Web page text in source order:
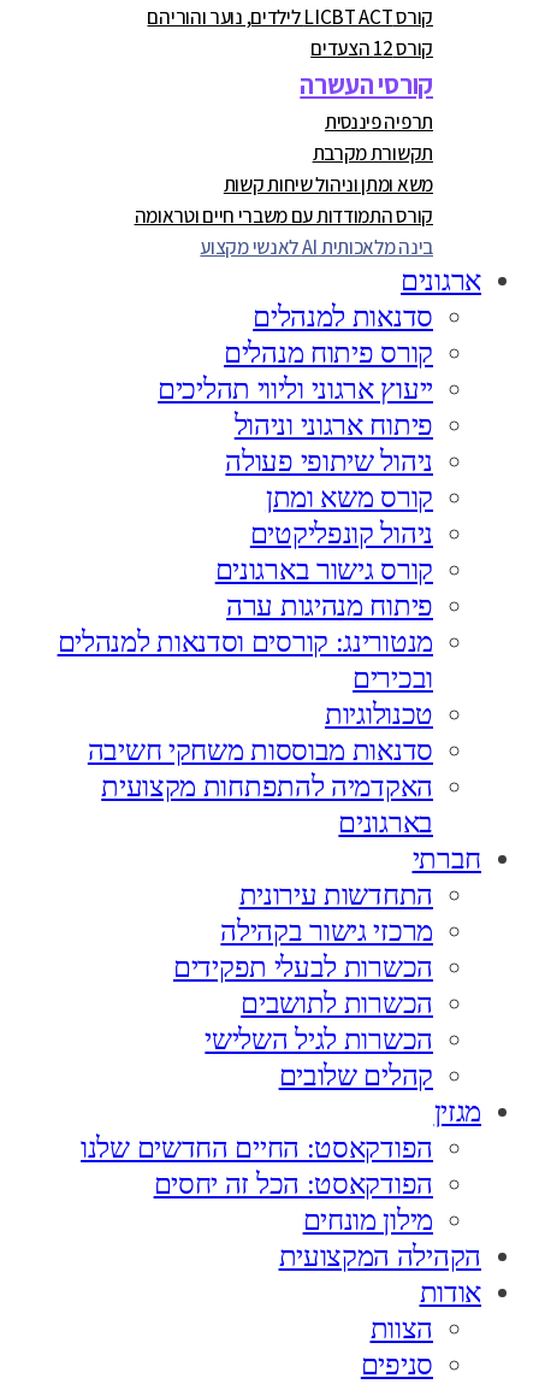
קורס LICBT ACT לילדים, נוער והוריהם
קורס 12 הצעדים
קורסי העשרה
תרפיה פיננסית
תקשורת מקרבת
משא ומתן וניהול שיחות קשות
קורס התמודדות עם משברי חיים וטראומה
בינה מלאכותית AI לאנשי מקצוע
ארגונים
סדנאות למנהלים
קורס פיתוח מנהלים
ייעוץ ארגוני וליווי תהליכים
פיתוח ארגוני וניהול
ניהול שיתופי פעולה
קורס משא ומתן
ניהול קונפליקטים
קורס גישור בארגונים
פיתוח מנהיגות ערה
מנטורינג: קורסים וסדנאות למנהלים
ובכירים
טכנולוגיות
סדנאות מבוססות משחקי חשיבה
האקדמיה להתפתחות מקצועית
בארגונים
חברתי
התחדשות עירונית
מרכזי גישור בקהילה
הכשרות לבעלי תפקידים
הכשרות לתושבים
הכשרות לגיל השלישי
קהלים שלובים
מגזין
הפודקאסט: החיים החדשים שלנו
הפודקאסט: הכל זה יחסים
מילון מונחים
הקהילה המקצועית
אודות
הצוות
סניפים